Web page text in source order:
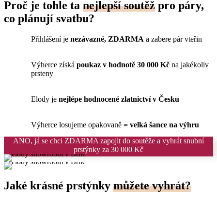
Proč je tohle ta nejlepší soutěž pro páry,
co plánují svatbu?
Přihlášení je nezávazné, ZDARMA a zabere pár vteřin
Výherce získá poukaz v hodnotě 30 000 Kč na jakékoliv
prsteny
Elody je nejlépe hodnocené zlatnictví v Česku
Výherce losujeme opakovaně = velká šance na výhru
ANO, já se chci ZDARMA zapojit do soutěže a vyhrát snubní
prstýnky za 30 000 Kč
Jaké krásné prstýnky můžete vyhrát?